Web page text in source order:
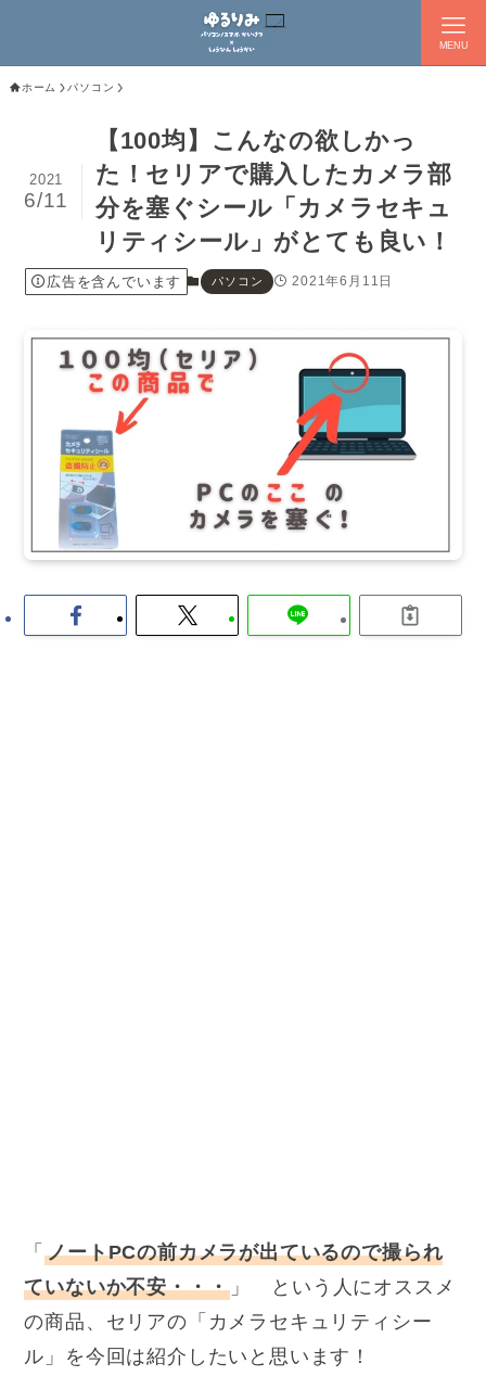
MENU
ホーム パソコン
【100均】こんなの欲しかっ
た！セリアで購入したカメラ部
分を塞ぐシール「カメラセキュ
リティシール」がとても良い！
2021
6/11
広告を含んでいます パソコン 2021年6月11日
「ノートPCの前カメラが出ているので撮られ
ていないか不安・・・ 」 という人にオススメ
の商品、セリアの「カメラセキュリティシー
ル」を今回は紹介したいと思います！